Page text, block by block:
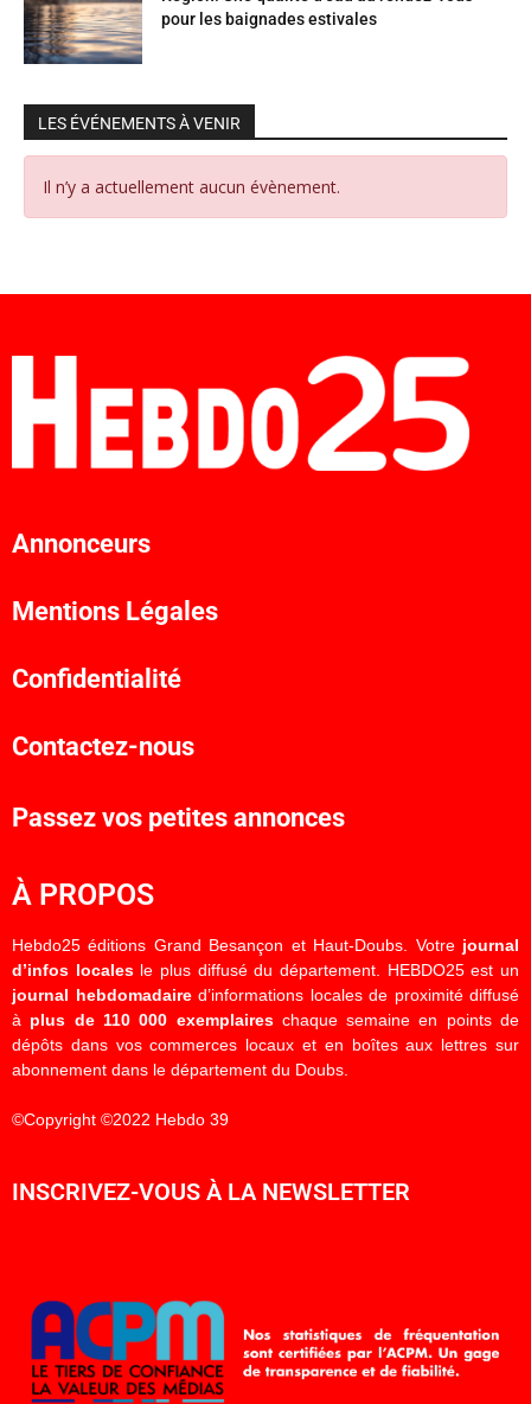
pour les baignades estivales
LES ÉVÉNEMENTS À VENIR
Il n’y a actuellement aucun évènement.
Annonceurs
Mentions Légales
Confidentialité
Contactez-nous
Passez vos petites annonces
À PROPOS
Hebdo25 éditions Grand Besançon et Haut-Doubs. Votre journal
d’infos localesle plus diffusé du département. HEBDO25 est un
journal hebdomadaired’informations locales de proximité diffusé
à plus de 110 000 exemplaireschaque semaine en points de
dépôts dans vos commerces locaux et en boîtes aux lettres sur
abonnement dans le département du Doubs.
©Copyright ©2022 Hebdo 39
INSCRIVEZ-VOUS À LA NEWSLETTER